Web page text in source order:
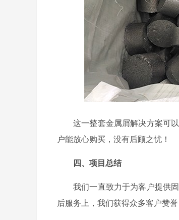
这一整套金属屑解决方案可
户能放心购买，没有后顾之忧！
四、项目总结
我们一直致力于为客户提供
后服务上，我们获得众多客户赞